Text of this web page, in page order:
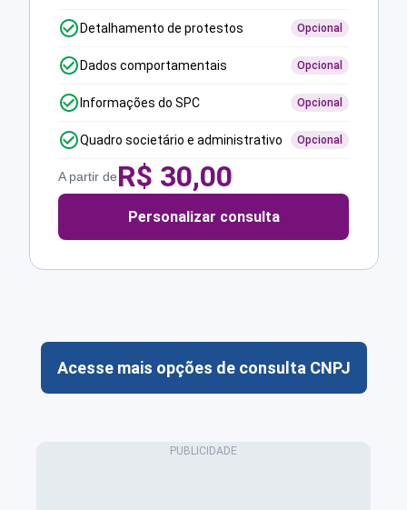
Detalhamento de protestos Opcional
Dados comportamentais Opcional
Informações do SPC Opcional
Quadro societário e administrativo Opcional
A partir deR$ 30,00
Personalizar consulta
Acesse mais opções de consulta CNPJ